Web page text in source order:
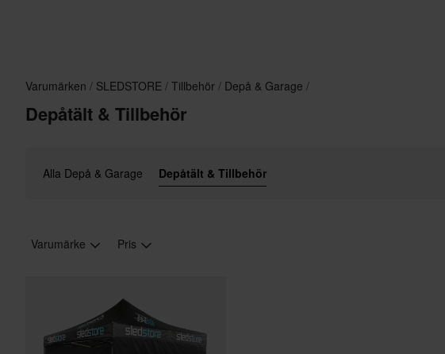
Varumärken SLEDSTORE Tillbehör Depå & Garage
Depåtält & Tillbehör
Alla Depå & Garage Depåtält & Tillbehör
Varumärke Pris